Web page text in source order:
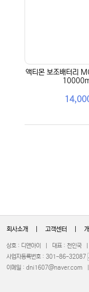
액티몬 보조배터리
회사소개 고객센터
상호 : 디앤아이 | 대표 : 천인국 |
사업자등록번호 : 301-86-32087
이메일 : dni1607@naver.com |